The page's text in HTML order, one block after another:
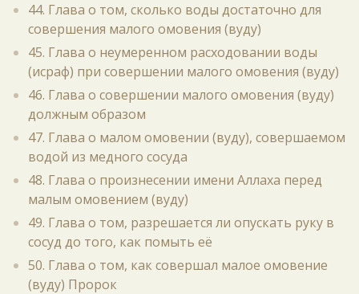
44. Глава о том, сколько воды достаточно для
совершения малого омовения (вуду)
45. Глава о неумеренном расходовании воды
(исраф) при совершении малого омовения (вуду)
46. Глава о совершении малого омовения (вуду)
должным образом
47. Глава о малом омовении (вуду), совершаемом
водой из медного сосуда
48. Глава о произнесении имени Аллаха перед
малым омовением (вуду)
49. Глава о том, разрешается ли опускать руку в
сосуд до того, как помыть её
50. Глава о том, как совершал малое омовение
(вуду) Пророк